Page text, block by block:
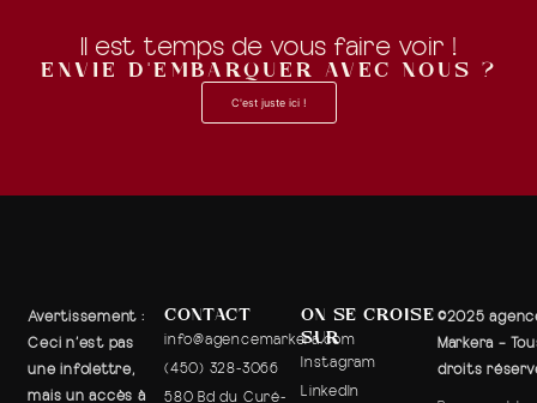
Il est temps de vous faire voir !
ENVIE D'EMBARQUER AVEC NOUS ?
C'est juste ici !
Avertissement :
Ceci n’est pas
une infolettre,
mais un accès à
CONTACT
info@agencemarkera.com
(450) 328-3066
580 Bd du Curé-
ON SE CROISE
SUR
Instagram
LinkedIn
©2025
Markera –
droits